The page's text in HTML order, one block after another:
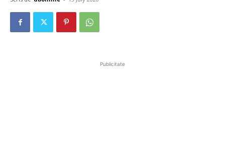
Publicitate